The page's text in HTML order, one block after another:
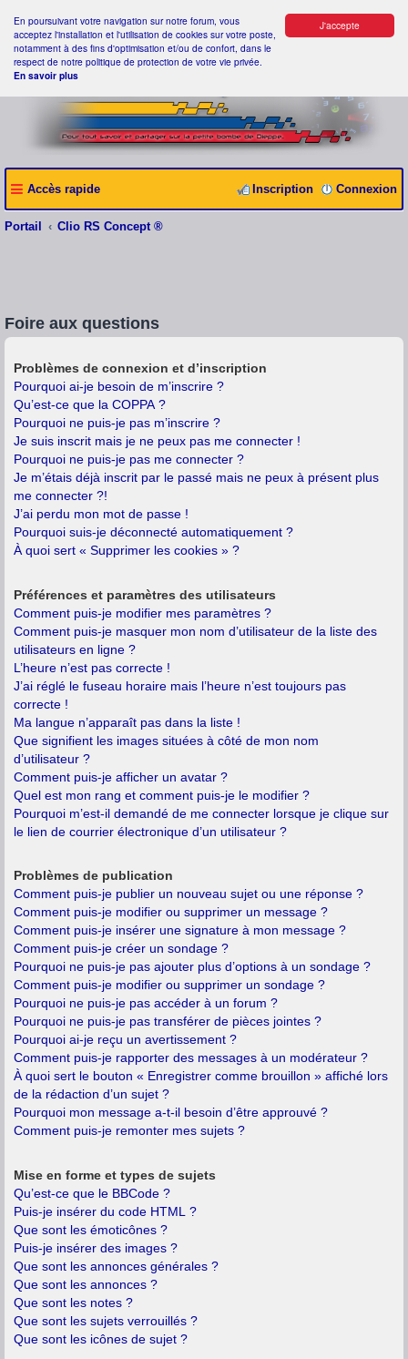
J'accepte
En poursuivant votre navigation sur notre forum, vous
acceptez l'installation et l'utilisation de cookies sur votre poste,
notamment à des fins d'optimisation et/ou de confort, dans le
respect de notre politique de protection de votre vie privée.
En savoir plus
Accès rapide Connexion
Inscription
Portail Clio RS Concept ®
Foire aux questions
Problèmes de connexion et d’inscription
Pourquoi ai-je besoin de m’inscrire ?
Qu’est-ce que la COPPA ?
Pourquoi ne puis-je pas m’inscrire ?
Je suis inscrit mais je ne peux pas me connecter !
Pourquoi ne puis-je pas me connecter ?
Je m’étais déjà inscrit par le passé mais ne peux à présent plus
me connecter ?!
J’ai perdu mon mot de passe !
Pourquoi suis-je déconnecté automatiquement ?
À quoi sert « Supprimer les cookies » ?
Préférences et paramètres des utilisateurs
Comment puis-je modifier mes paramètres ?
Comment puis-je masquer mon nom d’utilisateur de la liste des
utilisateurs en ligne ?
L’heure n’est pas correcte !
J’ai réglé le fuseau horaire mais l’heure n’est toujours pas
correcte !
Ma langue n’apparaît pas dans la liste !
Que signifient les images situées à côté de mon nom
d’utilisateur ?
Comment puis-je afficher un avatar ?
Quel est mon rang et comment puis-je le modifier ?
Pourquoi m’est-il demandé de me connecter lorsque je clique sur
le lien de courrier électronique d’un utilisateur ?
Problèmes de publication
Comment puis-je publier un nouveau sujet ou une réponse ?
Comment puis-je modifier ou supprimer un message ?
Comment puis-je insérer une signature à mon message ?
Comment puis-je créer un sondage ?
Pourquoi ne puis-je pas ajouter plus d’options à un sondage ?
Comment puis-je modifier ou supprimer un sondage ?
Pourquoi ne puis-je pas accéder à un forum ?
Pourquoi ne puis-je pas transférer de pièces jointes ?
Pourquoi ai-je reçu un avertissement ?
Comment puis-je rapporter des messages à un modérateur ?
À quoi sert le bouton « Enregistrer comme brouillon » affiché lors
de la rédaction d’un sujet ?
Pourquoi mon message a-t-il besoin d’être approuvé ?
Comment puis-je remonter mes sujets ?
Mise en forme et types de sujets
Qu’est-ce que le BBCode ?
Puis-je insérer du code HTML ?
Que sont les émoticônes ?
Puis-je insérer des images ?
Que sont les annonces générales ?
Que sont les annonces ?
Que sont les notes ?
Que sont les sujets verrouillés ?
Que sont les icônes de sujet ?